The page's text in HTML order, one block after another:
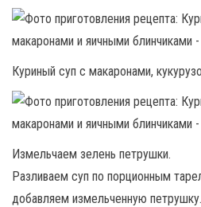
Куриный суп с макаронами,
Измельчаем зелень петрушки.
Разливаем суп по порционным
добавляем измельченную петрушку.